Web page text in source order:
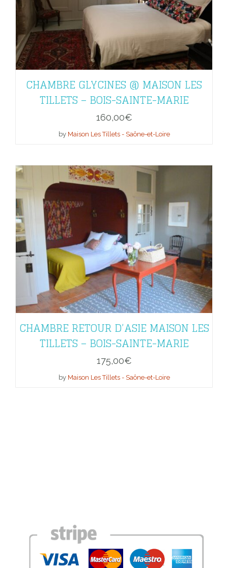
CHAMBRE GLYCINES @ MAISON LES
TILLETS – BOIS-SAINTE-MARIE
160,00€
by Maison Les Tillets - Saône-et-Loire
CHAMBRE RETOUR D’ASIE MAISON LES
TILLETS – BOIS-SAINTE-MARIE
175,00€
by Maison Les Tillets - Saône-et-Loire